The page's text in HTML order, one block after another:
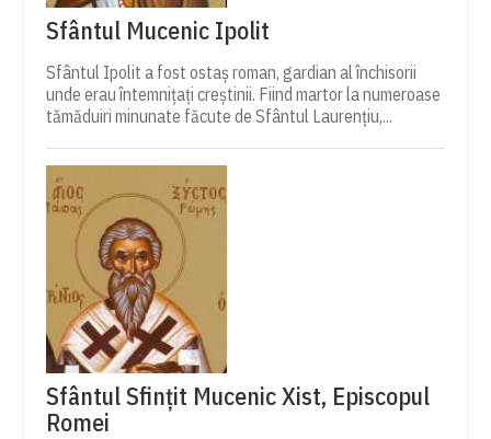
Sfântul Mucenic Ipolit
Sfântul Ipolit a fost ostaș roman, gardian al închisorii
unde erau întemnițați creștinii. Fiind martor la numeroase
tămăduiri minunate făcute de Sfântul Laurențiu,...
Sfântul Sfințit Mucenic Xist, Episcopul
Romei